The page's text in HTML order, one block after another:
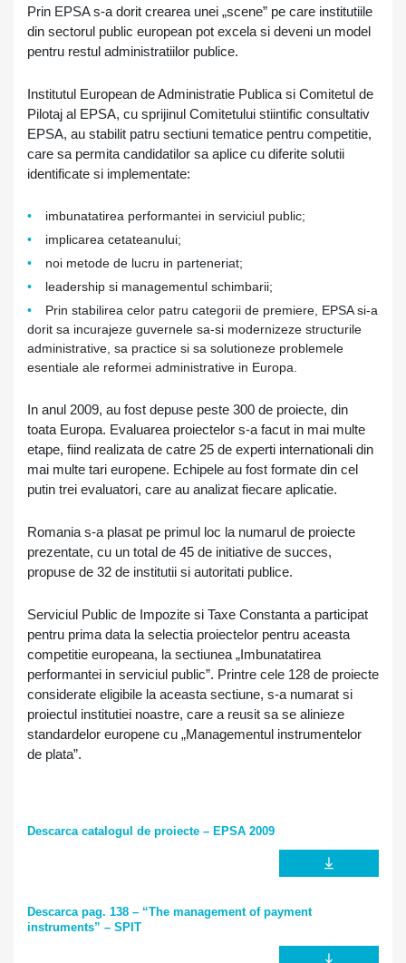
Prin EPSA s-a dorit crearea unei „scene” pe care institutiile
din sectorul public european pot excela si deveni un model
pentru restul administratiilor publice.
Institutul European de Administratie Publica si Comitetul de
Pilotaj al EPSA, cu sprijinul Comitetului stiintific consultativ
EPSA, au stabilit patru sectiuni tematice pentru competitie,
care sa permita candidatilor sa aplice cu diferite solutii
identificate si implementate:
imbunatatirea performantei in serviciul public;
implicarea cetateanului;
noi metode de lucru in parteneriat;
leadership si managementul schimbarii;
Prin stabilirea celor patru categorii de premiere, EPSA si-a
dorit sa incurajeze guvernele sa-si modernizeze structurile
administrative, sa practice si sa solutioneze problemele
esentiale ale reformei administrative in Europa.
In anul 2009, au fost depuse peste 300 de proiecte, din
toata Europa. Evaluarea proiectelor s-a facut in mai multe
etape, fiind realizata de catre 25 de experti internationali din
mai multe tari europene. Echipele au fost formate din cel
putin trei evaluatori, care au analizat fiecare aplicatie.
Romania s-a plasat pe primul loc la numarul de proiecte
prezentate, cu un total de 45 de initiative de succes,
propuse de 32 de institutii si autoritati publice.
Serviciul Public de Impozite si Taxe Constanta a participat
pentru prima data la selectia proiectelor pentru aceasta
competitie europeana, la sectiunea „Imbunatatirea
performantei in serviciul public”. Printre cele 128 de proiecte
considerate eligibile la aceasta sectiune, s-a numarat si
proiectul institutiei noastre, care a reusit sa se alinieze
standardelor europene cu „Managementul instrumentelor
de plata”.
Descarca catalogul de proiecte – EPSA 2009
Descarca pag. 138 – “The management of payment
instruments” – SPIT